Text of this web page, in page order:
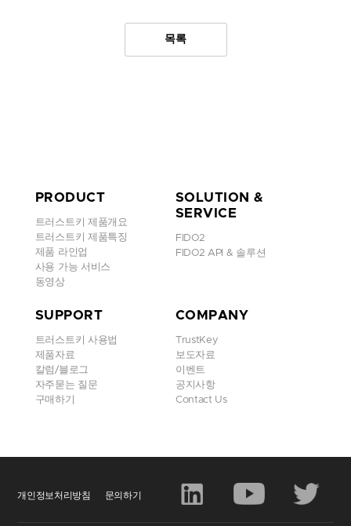
목록
PRODUCT
트러스트키 제품개요
트러스트키 제품특징
제품 라인업
사용 가능 서비스
동영상
SOLUTION &
SERVICE
FIDO2
FIDO2 API & 솔루션
SUPPORT
트러스트키 사용법
제품자료
칼럼/블로그
자주묻는 질문
구매하기
COMPANY
TrustKey
보도자료
이벤트
공지사항
Contact Us
개인정보처리방침 문의하기